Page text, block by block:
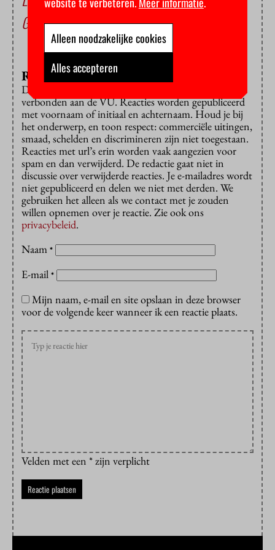
Gaan ze de Universiteitsquiz winnen?
Reageren?
Dat is alleen mogelijk met een e-mailadres dat is
verbonden aan de VU. Reacties worden gepubliceerd
met voornaam of initiaal en achternaam. Houd je bij
het onderwerp, en toon respect: commerciële uitingen,
smaad, schelden en discrimineren zijn niet toegestaan.
Reacties met url’s erin worden vaak aangezien voor
spam en dan verwijderd. De redactie gaat niet in
discussie over verwijderde reacties. Je e-mailadres wordt
niet gepubliceerd en delen we niet met derden. We
gebruiken het alleen als we contact met je zouden
willen opnemen over je reactie. Zie ook ons
privacybeleid.
Naam *
E-mail *
Mijn naam, e-mail en site opslaan in deze browser
voor de volgende keer wanneer ik een reactie plaats.
Velden met een * zijn verplicht
Alleen noodzakelijke cookies
Alles accepteren